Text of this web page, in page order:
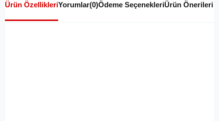
Ürün ÖzellikleriYorumlar(0)Ödeme SeçenekleriÜrün Önerileri